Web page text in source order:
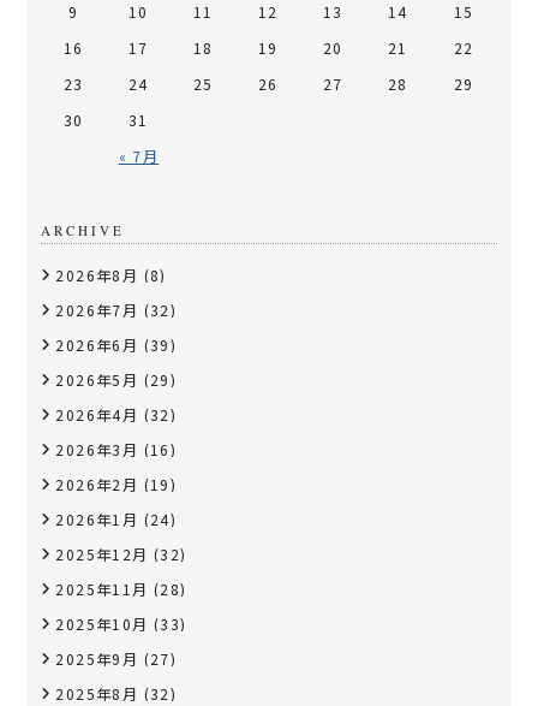
« 7月
9
10 11 12 13 14
15
16
17 18 19 20 21
22
23
24 25 26 27 28
29
30
31
ARCHIVE
2026年8月 (8)
2026年7月 (32)
2026年6月 (39)
2026年5月 (29)
2026年4月 (32)
2026年3月 (16)
2026年2月 (19)
2026年1月 (24)
2025年12月 (32)
2025年11月 (28)
2025年10月 (33)
2025年9月 (27)
2025年8月 (32)